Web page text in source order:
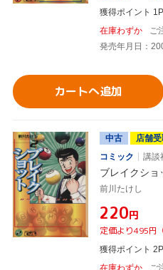
獲得ポイント 1P
在庫わずか
ご
発売年月日：
カートへ追加
中古
店舗
コミック
講談
ブレイクシ
前川たけし
¥220円
定価より495円
獲得ポイント 2P
在庫わずか
ご